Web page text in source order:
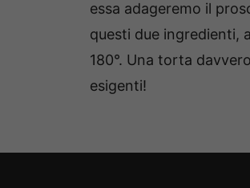
essa adageremo il
questi due ingredienti,
180°. Una torta
esigenti!